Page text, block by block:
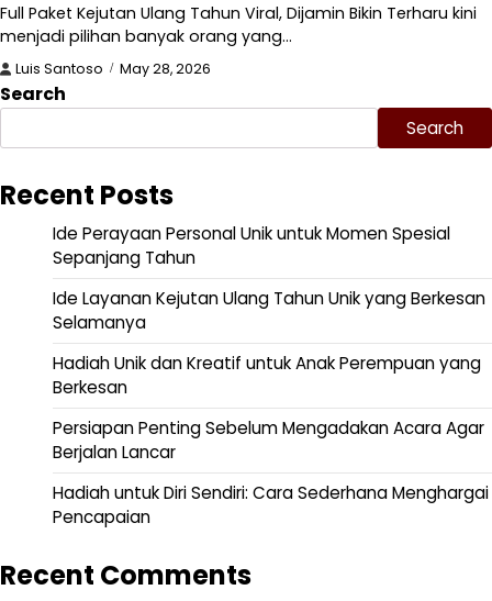
Full Paket Kejutan Ulang Tahun Viral, Dijamin Bikin Terharu kini
menjadi pilihan banyak orang yang…
Luis Santoso May 28, 2026
Search
Search
Recent Posts
Ide Perayaan Personal Unik untuk Momen Spesial
Sepanjang Tahun
Ide Layanan Kejutan Ulang Tahun Unik yang Berkesan
Selamanya
Hadiah Unik dan Kreatif untuk Anak Perempuan yang
Berkesan
Persiapan Penting Sebelum Mengadakan Acara Agar
Berjalan Lancar
Hadiah untuk Diri Sendiri: Cara Sederhana Menghargai
Pencapaian
Recent Comments